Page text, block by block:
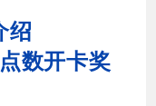
绍
数开卡奖